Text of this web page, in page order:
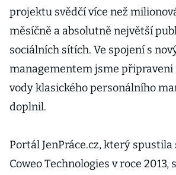
projektu svědčí více než
měsíčně a absolutně největší
sociálních sítích. Ve spojení s
managementem jsme
vody klasického personálního
doplnil.
Portál JenPráce.cz, který spustila
Coweo Technologies v roce 2013,